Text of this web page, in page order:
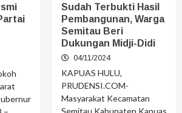
Sudah Terbukti Hasil
Pembangunan, Warga
Semitau Beri
Dukungan Midji-Didi
04/11/2024
KAPUAS HULU,
PRUDENSI.COM-
Masyarakat Kecamatan